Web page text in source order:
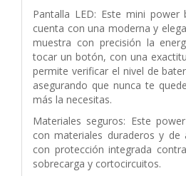
Pantalla LED: Este mini power
cuenta con una moderna y
muestra con precisión la
tocar un botón, con una
permite verificar el nivel de
asegurando que nunca te
más la necesitas.
Materiales seguros: Este
con materiales duraderos y de
con protección integrada
sobrecarga y cortocircuitos.